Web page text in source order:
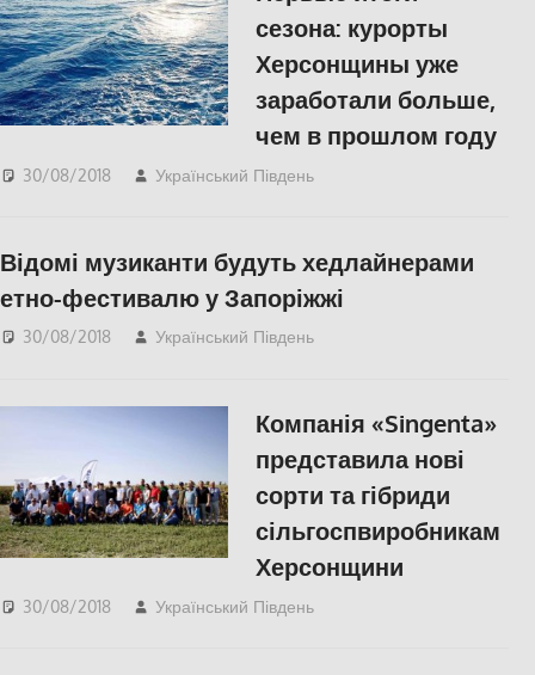
сезона: курорты
Херсонщины уже
заработали больше,
чем в прошлом году
30/08/2018 Український Південь
Відомі музиканти будуть хедлайнерами
етно-фестивалю у Запоріжжі
30/08/2018 Український Південь
Компанія «Singenta»
представила нові
сорти та гібриди
сільгоспвиробникам
Херсонщини
30/08/2018 Український Південь